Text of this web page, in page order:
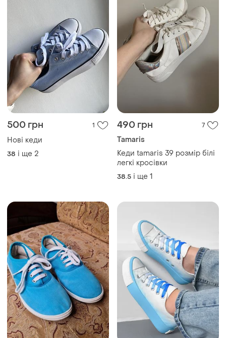
500 грн 1
Нові кеди
38 і ще 2
490 грн 7
Tamaris
Кеди tamaris 39 розмір білі
легкі кросівки
38.5 і ще 1